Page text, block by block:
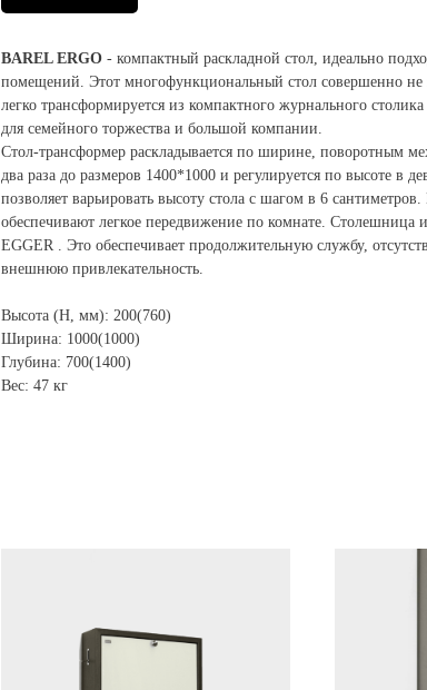
BAREL ERGO - компактный раскладной стол, идеально
помещений. Этот многофункциональный стол совершенно не
легко трансформируется из компактного журнального
для семейного торжества и большой компании.
Стол-трансформер раскладывается по ширине, поворотным
два раза до размеров 1400*1000 и регулируется по высоте в
позволяет варьировать высоту стола с шагом в 6
обеспечивают легкое передвижение по комнате. Столешница
EGGER . Это обеспечивает продолжительную службу,
внешнюю привлекательность.
Высота (H, мм): 200(760)
Ширина: 1000(1000)
Глубина: 700(1400)
Вес: 47 кг